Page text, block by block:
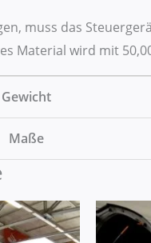
muss das
Material wird mit
Gewicht
Maße